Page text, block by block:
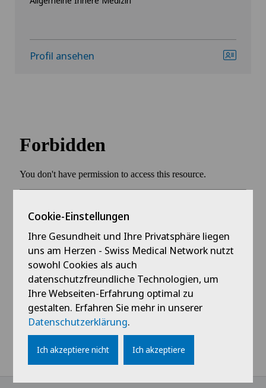
Profil ansehen
Cookie-Einstellungen
Ihre Gesundheit und Ihre Privatsphäre liegen
uns am Herzen - Swiss Medical Network nutzt
sowohl Cookies als auch
datenschutzfreundliche Technologien, um
Ihre Webseiten-Erfahrung optimal zu
gestalten. Erfahren Sie mehr in unserer
Datenschutzerklärung.
Ich akzeptiere nicht Ich akzeptiere